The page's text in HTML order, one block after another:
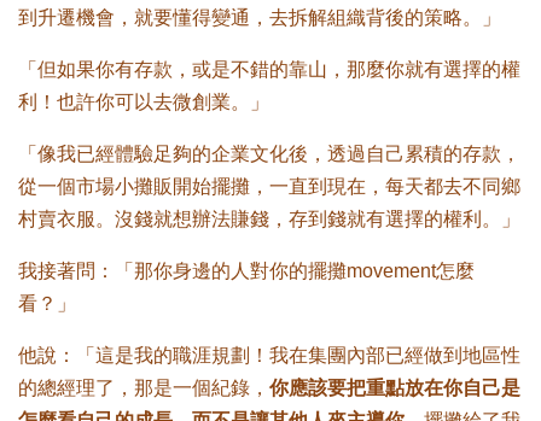
到升遷機會，就要懂得變通，去拆解組織背後的策略。」
「但如果你有存款，或是不錯的靠山，那麼你就有選擇的權
利！也許你可以去微創業。」
「像我已經體驗足夠的企業文化後，透過自己累積的存款，
從一個市場小攤販開始擺攤，一直到現在，每天都去不同鄉
村賣衣服。沒錢就想辦法賺錢，存到錢就有選擇的權利。」
我接著問：「那你身邊的人對你的擺攤movement怎麼
看？」
他說：「這是我的職涯規劃！我在集團內部已經做到地區性
的總經理了，那是一個紀錄， 你應該要把重點放在你自己是